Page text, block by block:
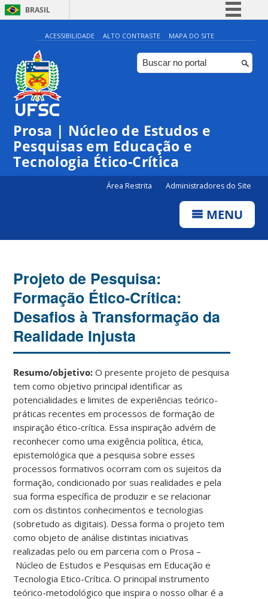
BRASIL
Simplifique!
Comunica BR
Participe
Canais
ACESSIBILIDADE ALTO CONTRASTE MAPA DO SITE
Prosa | Núcleo de Estudos e
Pesquisas em Educação e
Tecnologia Ético-Crítica
Área Restrita Administradores do Site
MENU
Projeto de Pesquisa:
Formação Ético-Crítica:
Desafios à Transformação da
Realidade Injusta
Resumo/objetivo:O presente projeto de pesquisa
tem como objetivo principal identificar as
potencialidades e limites de experiências teórico-
práticas recentes em processos de formação de
inspiração ético-crítica. Essa inspiração advém de
reconhecer como uma exigência política, ética,
epistemológica que a pesquisa sobre esses
processos formativos ocorram com os sujeitos da
formação, condicionado por suas realidades e pela
sua forma específica de produzir e se relacionar
com os distintos conhecimentos e tecnologias
(sobretudo as digitais). Dessa forma o projeto tem
como objeto de análise distintas iniciativas
realizadas pelo ou em parceria com o Prosa –
Núcleo de Estudos e Pesquisas em Educação e
Tecnologia Etico-Crítica. O principal instrumento
teórico-metodológico que inspira o nosso olhar é a